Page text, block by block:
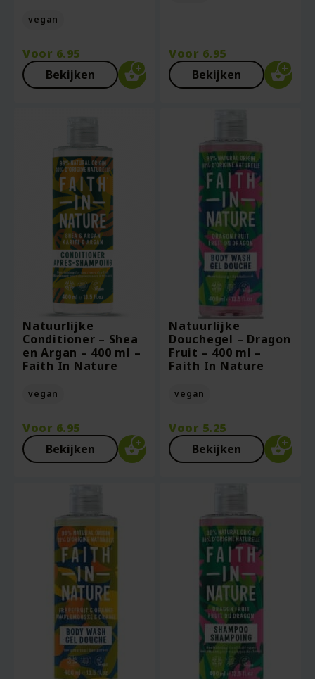
vegan
Voor 6.95
Bekijken
Voor 6.95
Bekijken
Natuurlijke
Conditioner – Shea
en Argan – 400 ml –
Faith In Nature
vegan
Voor 6.95
Bekijken
Natuurlijke
Douchegel – Dragon
Fruit – 400 ml –
Faith In Nature
vegan
Voor 5.25
Bekijken